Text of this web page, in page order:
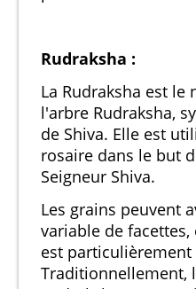
Rudraksha :
La Rudraksha est
l'arbre Rudraksha,
de Shiva. Elle est
rosaire dans le but
Seigneur Shiva.
Les grains peuvent
variable de
est particulièrement
Traditionnellement,